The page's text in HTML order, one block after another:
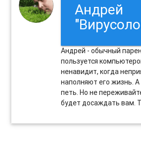
Андрей
Андрей - обычный
пользуется
ненавидит, когда
наполняют его жизнь.
петь. Но не
будет досаждать вам.